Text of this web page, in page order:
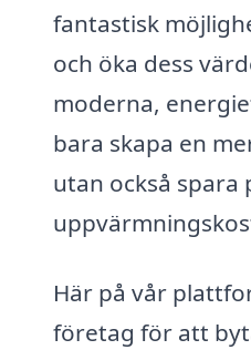
fantastisk
och öka dess
moderna,
bara skapa en
utan också spara
Här på vår
företag för att